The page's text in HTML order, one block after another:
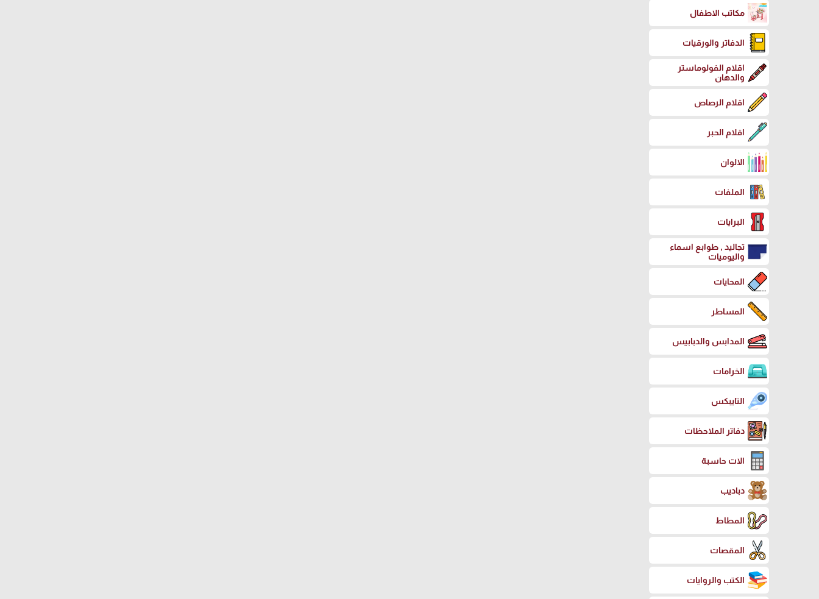
مكاتب الاطفال
الدفاتر والورقيات
اقلام الفولوماستر
والدهان
اقلام الرصاص
اقلام الحبر
الالوان
الملفات
البرايات
تجاليد , طوابع اسماء
واليوميات
المحايات
المساطر
المدابس والدبابيس
الخرامات
التايبكس
دفاتر الملاحظات
الات حاسبة
دباديب
المطاط
المقصات
الكتب والروايات